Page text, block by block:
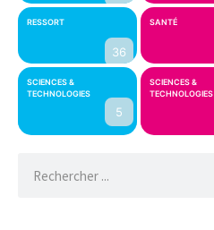
RESSORT
36
SANTÉ
SCIENCES &
TECHNOLOGIES
5
SCIENCES &
TECHNOLOGIES